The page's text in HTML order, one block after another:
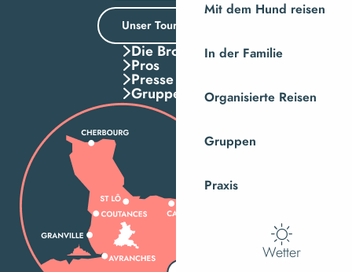
Mit dem Hund reisen
In der Familie
Organisierte Reisen
Gruppen
Praxis
Wetter
Unser Tourismusbüro
Die Broschuren
Pros
Presse
Gruppen